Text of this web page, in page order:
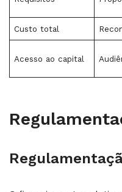
Custo total
Acesso ao capital